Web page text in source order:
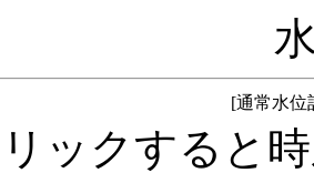
[通常水位
ックすると